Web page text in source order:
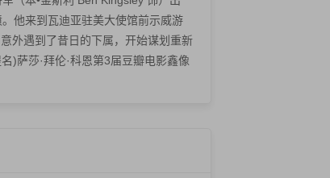
他来到瓦迪亚驻美大使馆前示威游
外遇到了昔日的下属，开始谋划重新
)萨莎·拜伦·科恩第3届豆瓣电影鑫像